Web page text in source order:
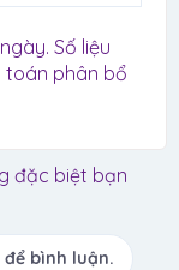
Số liệu
toán phân bổ
đặc biệt bạn
bình luận.